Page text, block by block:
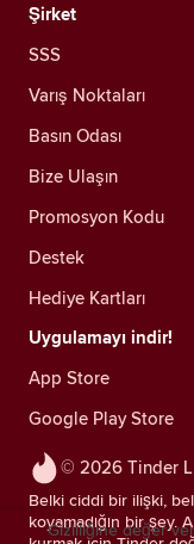
© 2026 Tinder
Belki ciddi bir ilişki,
koyamadığın bir şey.
Şirket
SSS
Varış Noktaları
Basın Odası
Bize Ulaşın
Promosyon Kodu
Destek
Hediye Kartları
Uygulamayı indir!
App Store
Google Play Store
Gizliliğine değer